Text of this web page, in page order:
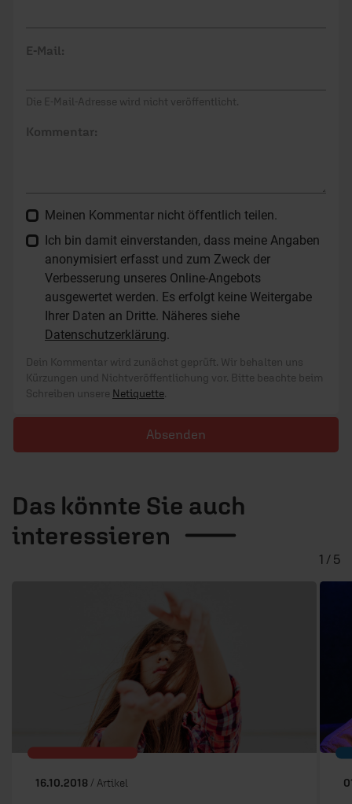
E-Mail:
Die E-Mail-Adresse wird nicht veröffentlicht.
Kommentar:
Meinen Kommentar nicht öffentlich teilen.
Ich bin damit einverstanden, dass meine Angaben
anonymisiert erfasst und zum Zweck der
Verbesserung unseres Online-Angebots
ausgewertet werden. Es erfolgt keine Weitergabe
Ihrer Daten an Dritte. Näheres siehe
Datenschutzerklärung.
Dein Kommentar wird zunächst geprüft. Wir behalten uns
Kürzungen und Nichtveröffentlichung vor. Bitte beachte beim
Schreiben unsere Netiquette.
Absenden
Das könnte Sie auch
interessieren
16.10.2018 / Artikel
1 / 5